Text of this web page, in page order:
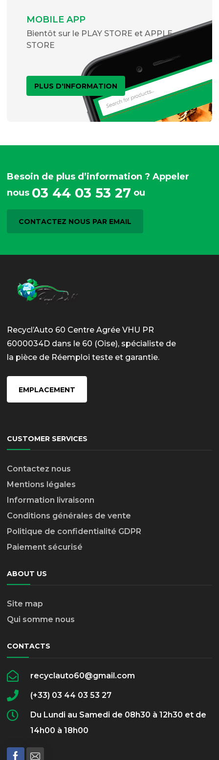
MOBILE APP
Bientôt sur le PLAY STORE et APPLE
STORE
PLUS D'INFORMATION
Besoin de plus d’information ? Appeler
nous 03 44 03 53 27 ou
CONTACTEZ NOUS PAR EMAIL
Recycl’Auto 60 Centre Agrée VHU PR
6000034D dans le 60 (Oise), spécialiste de
la pièce de Réemploi teste et garantie.
EMPLACEMENT
CUSTOMER SERVICES
Contactez nous
Mentions légales
Information livraisonn
Conditions générales de vente
Politique de confidentialité GDPR
Paiement sécurisé
ABOUT US
Site map
Qui somme nous
CONTACTS
recyclauto60@gmail.com
(+33) 03 44 03 53 27
Du Lundi au Samedi de 08h30 à 12h30 et de
14h00 à 18h00